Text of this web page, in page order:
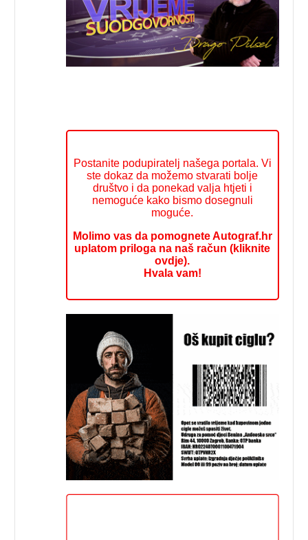
Postanite podupiratelj našega portala. Vi
ste dokaz da možemo stvarati bolje
društvo i da ponekad valja htjeti i
nemoguće kako bismo dosegnuli
moguće.
Molimo vas da pomognete Autograf.hr
uplatom priloga na naš račun (kliknite
ovdje).
Hvala vam!